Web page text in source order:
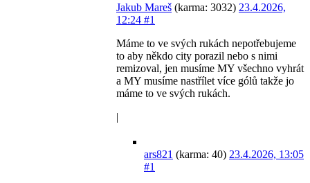
Jakub Mareš (karma: 3032) 23.4.2026,
12:24 #1
Máme to ve svých rukách nepotřebujeme
to aby někdo city porazil nebo s nimi
remizoval, jen musíme MY všechno vyhrát
a MY musíme nastřílet více gólů takže jo
máme to ve svých rukách.
|
ars821 (karma: 40) 23.4.2026, 13:05
#1